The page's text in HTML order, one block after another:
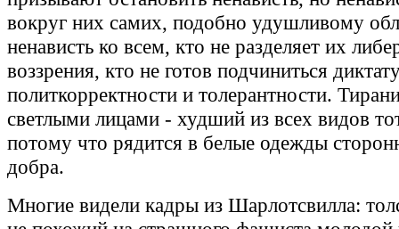
вокруг них самих, подобно удушливому
ненависть ко всем, кто не разделяет их
воззрения, кто не готов подчиниться
политкорректности и толерантности.
светлыми лицами - худший из всех видов
потому что рядится в белые одежды
добра.
Многие видели кадры из Шарлотсвилла: